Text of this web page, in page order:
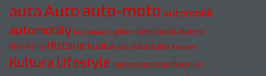
autaAutoauto-moto automobil
automobily bez obalu bydlení cestování elektro
film Filmy Historie hudba jídlo jídlo a pití koncert
Kultura Lifestyle motorsport muzika muži